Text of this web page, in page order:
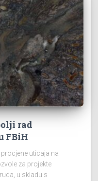
rad
FBiH
uticaja na
za projekte
u skladu s